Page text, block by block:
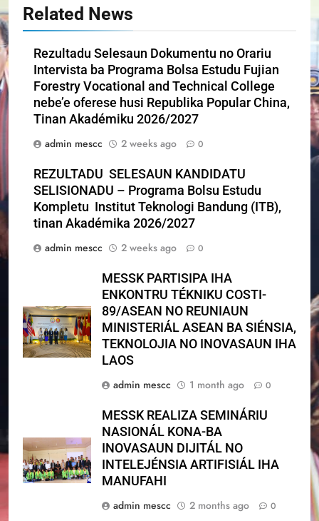
Related News
Rezultadu Selesaun Dokumentu no Orariu
Intervista ba Programa Bolsa Estudu Fujian
Forestry Vocational and Technical College
nebe’e oferese husi Republika Popular China,
Tinan Akadémiku 2026/2027
admin mescc
2 weeks ago 0
REZULTADU SELESAUN KANDIDATU
SELISIONADU – Programa Bolsu Estudu
Kompletu Institut Teknologi Bandung (ITB),
tinan Akadémika 2026/2027
admin mescc
2 weeks ago 0
MESSK PARTISIPA IHA
ENKONTRU TÉKNIKU COSTI-
89/ASEAN NO REUNIAUN
MINISTERIÁL ASEAN BA SIÉNSIA,
TEKNOLOJIA NO INOVASAUN IHA
LAOS
admin mescc
1 month ago 0
MESSK REALIZA SEMINÁRIU
NASIONÁL KONA-BA
INOVASAUN DIJITÁL NO
INTELEJÉNSIA ARTIFISIÁL IHA
MANUFAHI
admin mescc
2 months ago 0